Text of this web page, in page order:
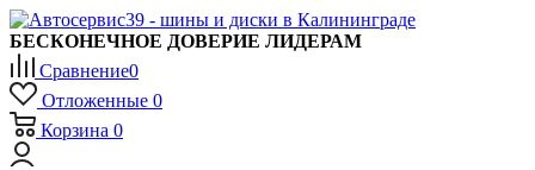
БЕСКОНЕЧНОЕ ДОВЕРИЕ ЛИДЕРАМ
Сравнение0
Отложенные 0
Корзина 0